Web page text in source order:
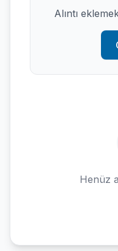
Alıntı
Henüz